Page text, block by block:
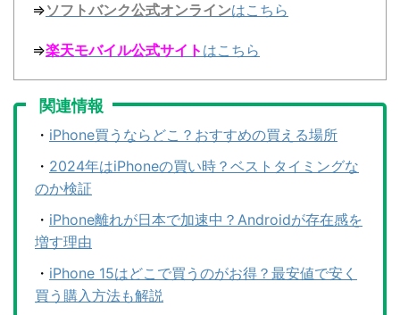
⇒ソフトバンク公式オンラインはこちら
⇒楽天モバイル公式サイト はこちら
関連情報
・ iPhone買うならどこ？おすすめの買える場所
・ 2024年はiPhoneの買い時？ベストタイミングな
のか検証
・ iPhone離れが日本で加速中？Androidが存在感を
増す理由
・ iPhone 15はどこで買うのがお得？最安値で安く
買う購入方法も解説